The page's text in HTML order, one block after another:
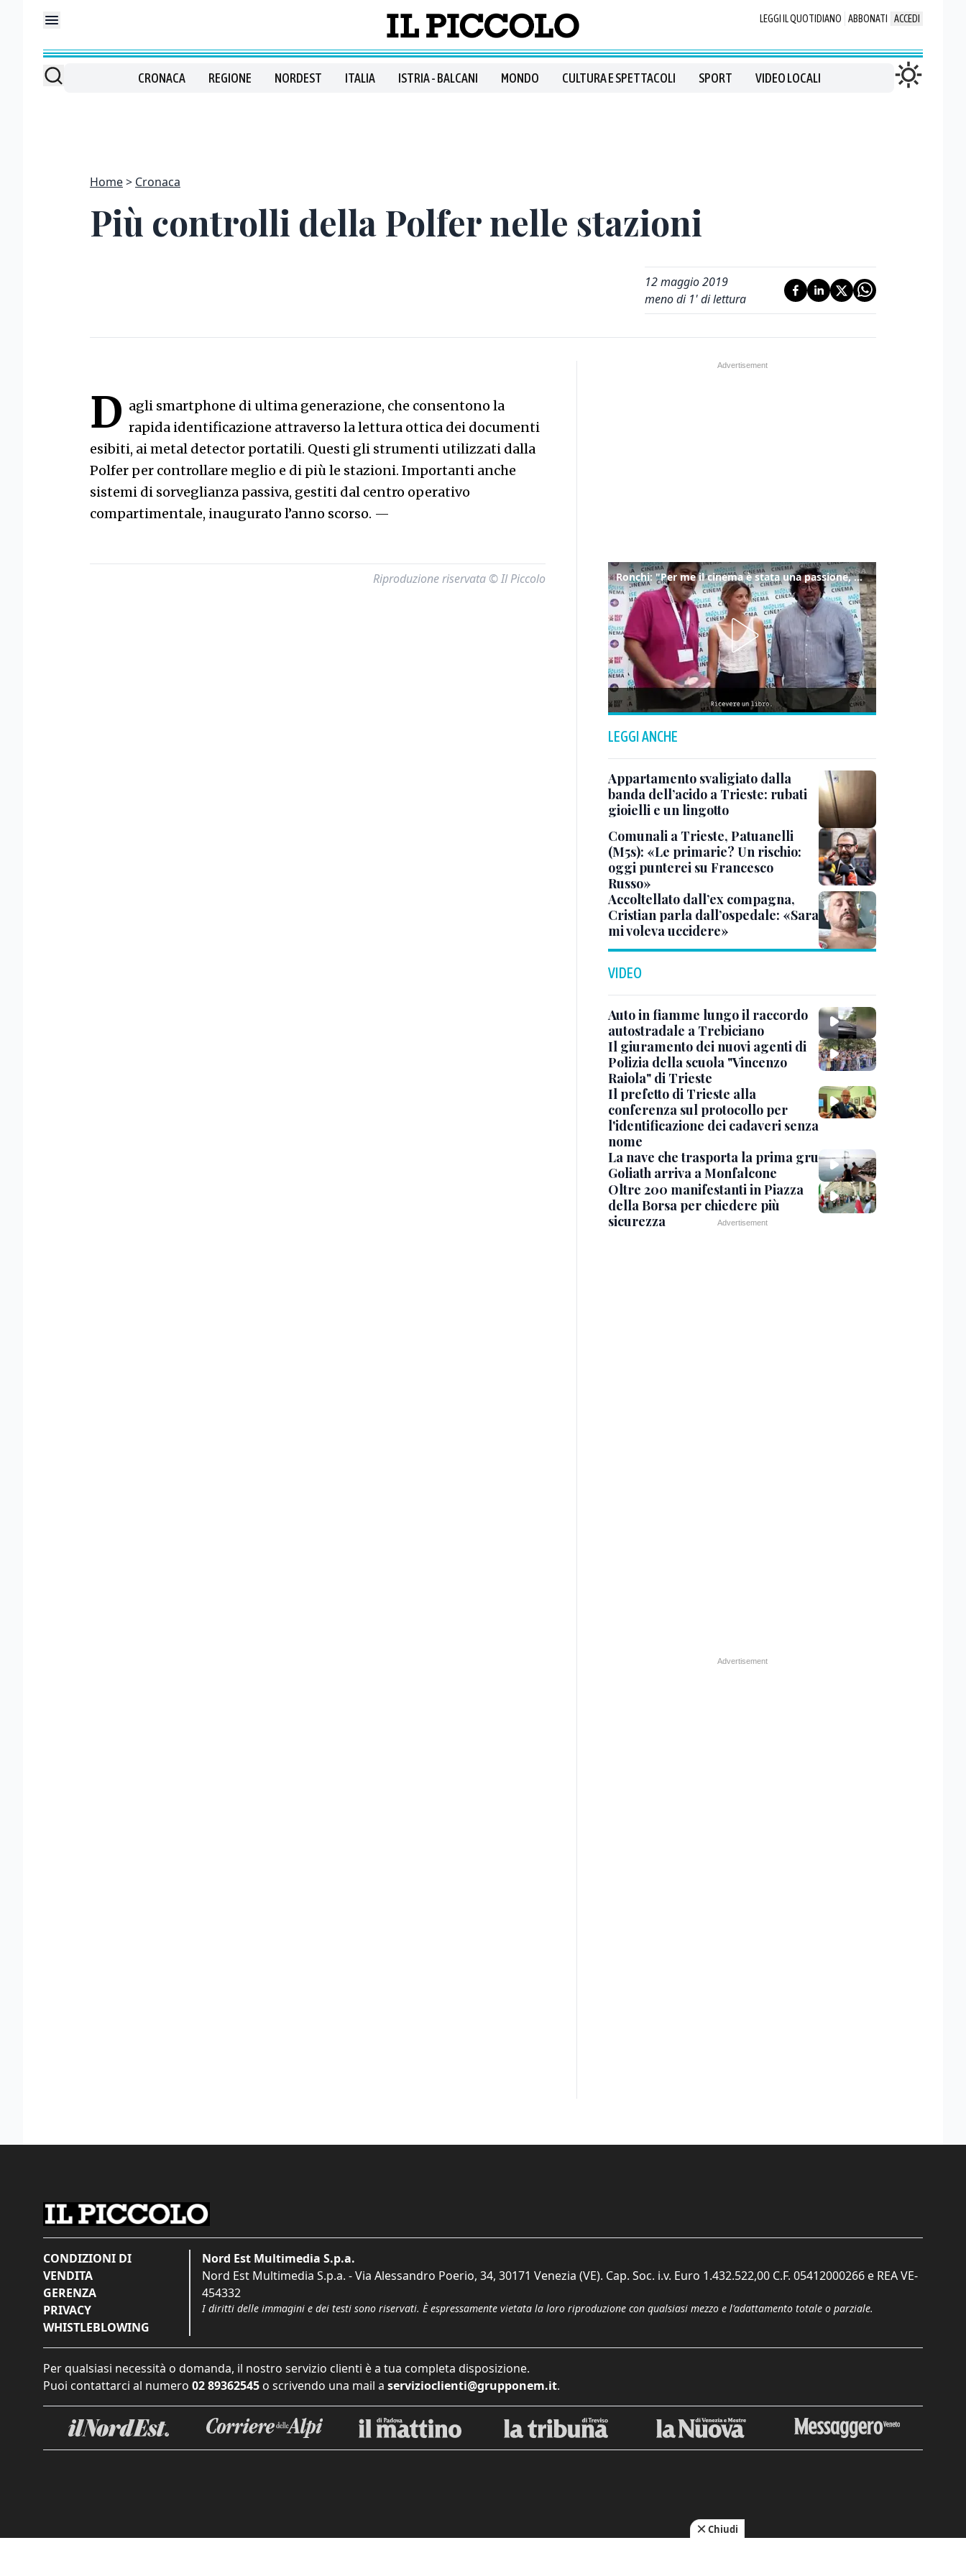
LEGGI IL QUOTIDIANO ABBONATI ACCEDI
CRONACA REGIONE NORDEST ITALIA ISTRIA - BALCANI MONDO CULTURA E SPETTACOLI SPORT VIDEO LOCALI
Home Cronaca
Più controlli della Polfer nelle stazioni
12 maggio 2019
meno di 1' di lettura
D agli smartphone di ultima generazione, che consentono la
rapida identificazione attraverso la lettura ottica dei documenti
esibiti, ai metal detector portatili. Questi gli strumenti utilizzati dalla
Polfer per controllare meglio e di più le stazioni. Importanti anche
sistemi di sorveglianza passiva, gestiti dal centro operativo
compartimentale, inaugurato l’anno scorso. —
Riproduzione riservata © Il Piccolo Ronchi: "Per me il cinema è stata una passione, monografia dedicata è un bel regalo"
LEGGI ANCHE
Appartamento svaligiato dalla
banda dell’acido a Trieste: rubati
gioielli e un lingotto
Comunali a Trieste, Patuanelli
(M5s): «Le primarie? Un rischio:
oggi punterei su Francesco
Russo»
Accoltellato dall’ex compagna,
Cristian parla dall’ospedale: «Sara
mi voleva uccidere»
VIDEO
Auto in fiamme lungo il raccordo
autostradale a Trebiciano
Il giuramento dei nuovi agenti di
Polizia della scuola "Vincenzo
Raiola" di Trieste
Il prefetto di Trieste alla
conferenza sul protocollo per
l'identificazione dei cadaveri senza
nome
La nave che trasporta la prima gru
Goliath arriva a Monfalcone
Oltre 200 manifestanti in Piazza
della Borsa per chiedere più
sicurezza
CONDIZIONI DI
VENDITA
GERENZA
PRIVACY
WHISTLEBLOWING
Nord Est Multimedia S.p.a.
Nord Est Multimedia S.p.a. - Via Alessandro Poerio, 34, 30171 Venezia (VE). Cap. Soc. i.v. Euro 1.432.522,00 C.F. 05412000266 e REA VE-
454332
I diritti delle immagini e dei testi sono riservati. È espressamente vietata la loro riproduzione con qualsiasi mezzo e l'adattamento totale o parziale.
Per qualsiasi necessità o domanda, il nostro servizio clienti è a tua completa disposizione.
Puoi contattarci al numero 02 89362545 o scrivendo una mail a servizioclienti@grupponem.it.
Chiudi